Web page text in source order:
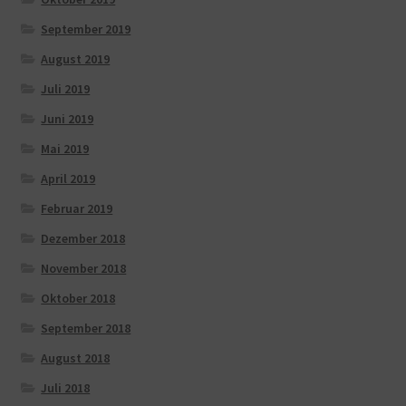
September 2019
August 2019
Juli 2019
Juni 2019
Mai 2019
April 2019
Februar 2019
Dezember 2018
November 2018
Oktober 2018
September 2018
August 2018
Juli 2018